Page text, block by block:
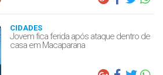
CIDADES
Jovem fica ferida após ataque dentro de
casa em Macaparana